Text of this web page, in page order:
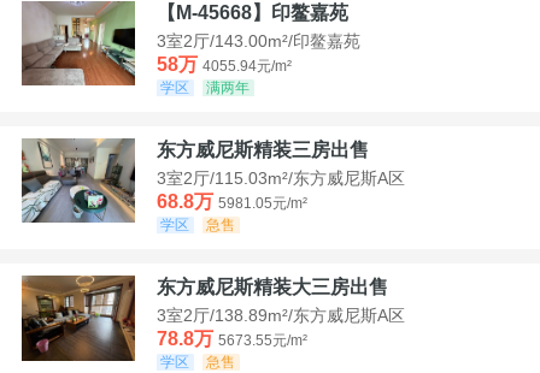
【M-45668】印鳌嘉苑
3室2厅/143.00m²/印鳌嘉苑
58万 4055.94元/m²
学区
满两年
东方威尼斯精装三房出售
3室2厅/115.03m²/东方威尼斯A区
68.8万 5981.05元/m²
学区
急售
东方威尼斯精装大三房出售
3室2厅/138.89m²/东方威尼斯A区
78.8万 5673.55元/m²
学区
急售